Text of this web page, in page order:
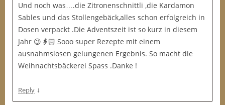
Und noch was….die Zitronenschnittli ,die Kardamon
Sables und das Stollengebäck,alles schon erfolgreich in
Dosen verpackt .Die Adventszeit ist so kurz in diesem
Jahr 😉👵🏻 Sooo super Rezepte mit einem
ausnahmslosen gelungenen Ergebnis. So macht die
Weihnachtsbäckerei Spass .Danke !
Reply ↓